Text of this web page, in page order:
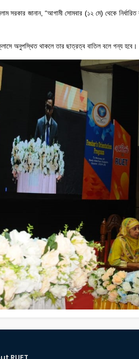
সরকার জানান, “আগামী সোমবার (১২ মে) থেকে
অনুপস্থিত থাকলে তার ছাত্রত্ব বাতিল বলে গন্য হবে।